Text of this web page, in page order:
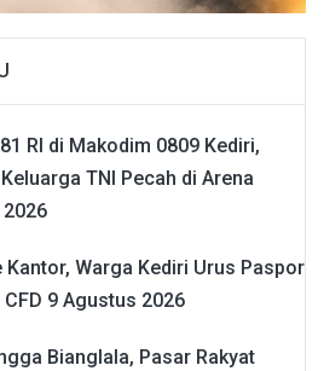
RI di Makodim 0809 Kediri,
TNI Pecah di Arena
Kantor, Warga Kediri Urus Paspor
9 Agustus 2026
Bianglala, Pasar Rakyat